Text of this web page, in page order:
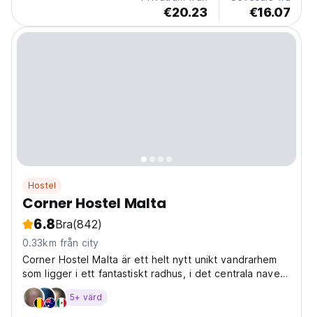
€20.23 €16.07
Hostel
Corner Hostel Malta
6.8Bra(842)
0.33km från city
Corner Hostel Malta är ett helt nytt unikt vandrarhem
som ligger i ett fantastiskt radhus, i det centrala navet
på ön, Sliema
5+ värd